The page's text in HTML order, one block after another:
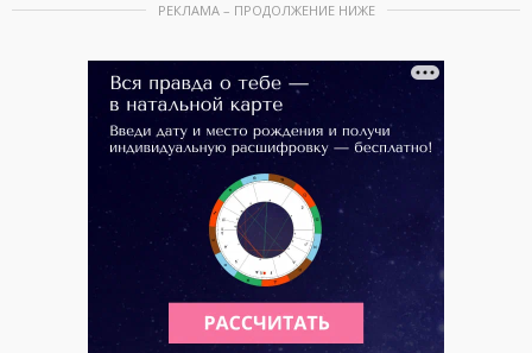
РЕКЛАМА – ПРОДОЛЖЕНИЕ НИЖЕ